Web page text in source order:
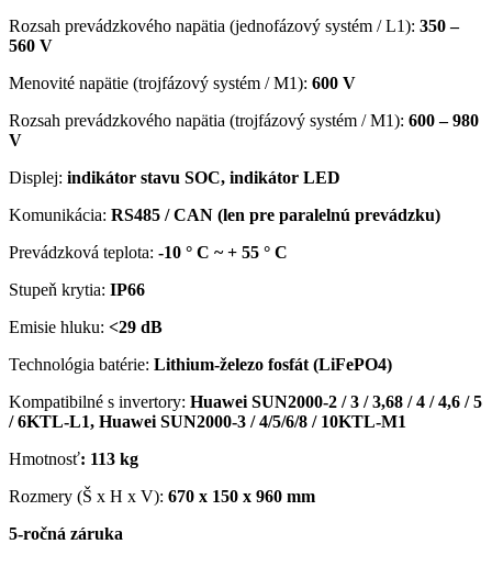
Rozsah prevádzkového napätia (jednofázový systém / L1): 350 –
560 V
Menovité napätie (trojfázový systém / M1): 600 V
Rozsah prevádzkového napätia (trojfázový systém / M1): 600 – 980
V
Displej: indikátor stavu SOC, indikátor LED
Komunikácia: RS485 / CAN (len pre paralelnú prevádzku)
Prevádzková teplota: -10 ° C ~ + 55 ° C
Stupeň krytia: IP66
Emisie hluku: <29 dB
Technológia batérie: Lithium-železo fosfát (LiFePO4)
Kompatibilné s invertory: Huawei SUN2000-2 / 3 / 3,68 / 4 / 4,6 / 5
/ 6KTL-L1, Huawei SUN2000-3 / 4/5/6/8 / 10KTL-M1
Hmotnosť: 113 kg
Rozmery (Š x H x V): 670 x 150 x 960 mm
5-ročná záruka